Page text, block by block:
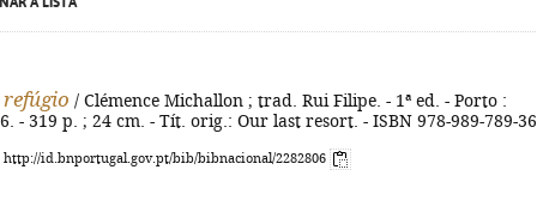
/ Clémence Michallon ; trad. Rui Filipe. - 1ª ed. - Porto :
- 319 p. ; 24 cm. - Tít. orig.: Our last resort. - ISBN 978-989-789-
id.bnportugal.gov.pt/bib/bibnacional/2282806